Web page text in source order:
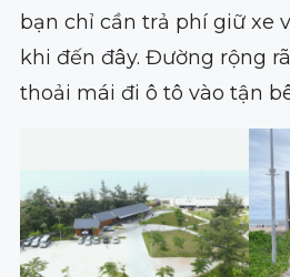
bạn chỉ cần trả phí giữ xe
khi đến đây. Đường rộng
thoải mái đi ô tô vào tận